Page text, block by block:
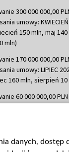
300 000 000,00
umowy:
150 mln, maj 140
mln)
170 000 000,00
umowy: LIPIEC
160 mln, sierpień 10
60 000 000,00 PLN
umowy:
danych,